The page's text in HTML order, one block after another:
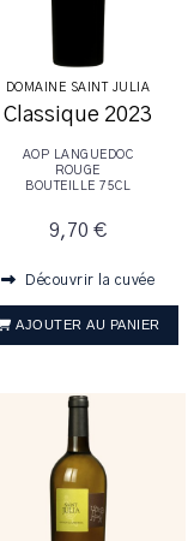
DOMAINE SAINT JULIA
Classique 2023
AOP LANGUEDOC
ROUGE
BOUTEILLE 75CL
9,70 €
Découvrir la cuvée
AJOUTER AU PANIER